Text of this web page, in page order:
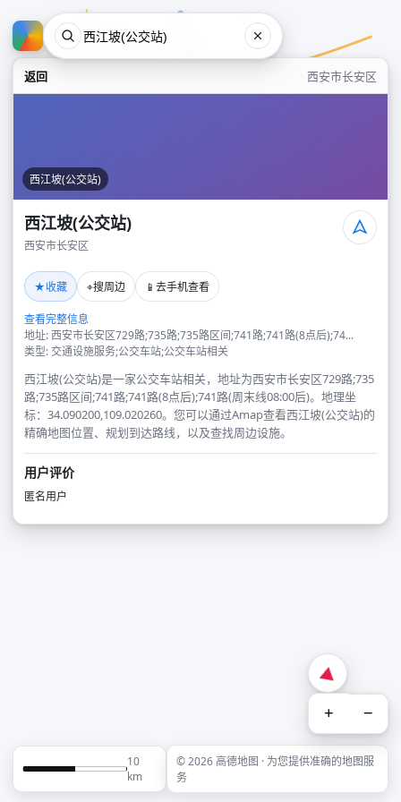
返回 西安市长安区
西江坡(公交站)
西江坡(公交站)
西安市长安区
★收藏 ⌖搜周边 📱 去手机查看
查看完整信息
地址: 西安市长安区729路;735路;735路区间;741路;741路(8点后);74...
类型: 交通设施服务;公交车站;公交车站相关
西江坡(公交站)是一家公交车站相关，地址为西安市长安区729路;735
路;735路区间;741路;741路(8点后);741路(周末线08:00后)。地理坐
标：34.090200,109.020260。您可以通过Amap查看西江坡(公交站)的
精确地图位置、规划到达路线，以及查找周边设施。
用户评价
匿名用户
+ −
10
km
© 2026 高德地图 · 为您提供准确的地图服
务